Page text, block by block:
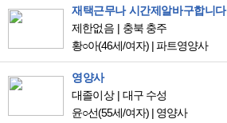
재택근무나 시간제알바구합니다
제한없음
충북 충주
황○아(46세/여자) |파트영양사
영양사
대졸이상
대구 수성
윤○선(55세/여자) | 영양사